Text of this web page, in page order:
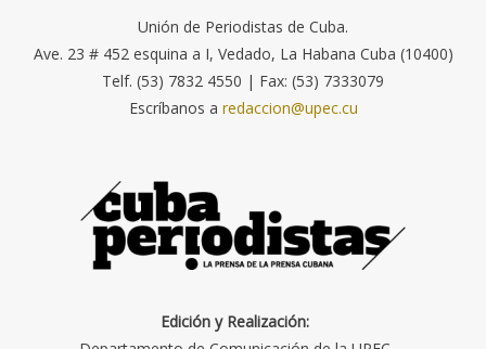
Unión de Periodistas de Cuba.
Ave. 23 # 452 esquina a I, Vedado, La Habana Cuba (10400)
Telf. (53) 7832 4550 | Fax: (53) 7333079
Escríbanos a redaccion@upec.cu
Edición y Realización: